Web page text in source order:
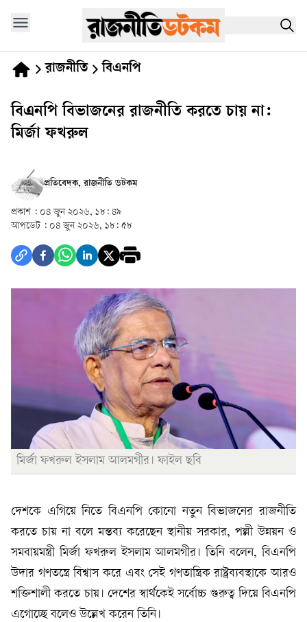
রাজনীতি বিএনপি
বিএনপি বিভাজনের রাজনীতি করতে চায় না:
মির্জা ফখরুল
প্রতিবেদক, রাজনীতি ডটকম
প্রকাশ : ০৪ জুন ২০২৬, ১৮: ৪৯
আপডেট : ০৪ জুন ২০২৬, ১৮: ৫৮
মির্জা ফখরুল ইসলাম আলমগীর। ফাইল ছবি
দেশকে এগিয়ে নিতে বিএনপি কোনো নতুন বিভাজনের রাজনীতি
করতে চায় না বলে মন্তব্য করেছেন স্থানীয় সরকার, পল্লী উন্নয়ন ও
সমবায়মন্ত্রী মির্জা ফখরুল ইসলাম আলমগীর। তিনি বলেন, বিএনপি
উদার গণতন্ত্রে বিশ্বাস করে এবং সেই গণতান্ত্রিক রাষ্ট্রব্যবস্থাকে আরও
শক্তিশালী করতে চায়। দেশের স্বার্থকেই সর্বোচ্চ গুরুত্ব দিয়ে বিএনপি
এগোচ্ছে বলেও উল্লেখ করেন তিনি।